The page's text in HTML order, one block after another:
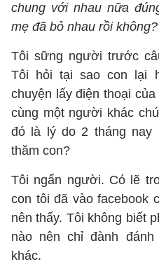
chung với nhau nữa
mẹ đã bỏ nhau rồi
Tôi sững người trước
Tôi hỏi tại sao con lại
chuyện lấy điện thoại
cùng một người khác
đó là lý do 2 tháng nay
thăm con?
Tôi ngẩn người. Có lẽ
con tôi đã vào facebook
nên thấy. Tôi không biết
nào nên chỉ đành
khác.